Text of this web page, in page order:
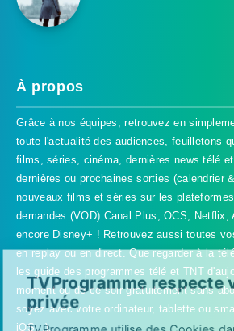
À propos
Grâce à nos équipes, retrouvez en
toute l'actualité des audiences, feuilletons
films, séries, cinéma, dernières news télé
dernières ou prochaines sorties (calendrier
nouveaux films et séries sur les
demandes (VOD) Canal Plus, OCS, Netflix,
encore Disney+ ! Retrouvez aussi toutes
en replay ou en direct. Que regarder à la
les guide des programmes télé et TNT
moment ou de ce soir gratuitement sans
soyez avec votre ordinateur, tablette ou
iOS...).
TVProgramme respecte
privée